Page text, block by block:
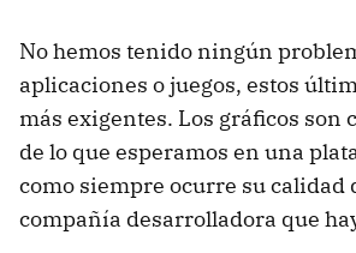
No hemos tenido ningún
aplicaciones o juegos, estos
más exigentes. Los gráficos son
de lo que esperamos en una
como siempre ocurre su calidad
compañía desarrolladora que